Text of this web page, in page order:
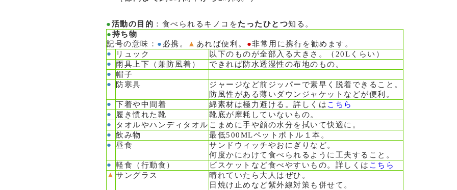
●活動の目的 ：食べられるキノコをたったひとつ知る。
●持ち物
記号の意味： ● 必携。 ▲ あれば便利。 ●非常用に携行を勧めます。
●
リュック
以下のものが全部入る大きさ。（20Lくらい）
●
雨具上下（兼防風着）
できれば防水透湿性の布地のもの。
●
帽子
●
防寒具
ジャージなど前ジッパーで素早く脱着できること。
防風性がある薄いダウンジャケットなどが便利。
●
下着や中間着 綿素材は極力避ける。詳しくは こちら
●
履き慣れた靴
靴底が摩耗していないもの。
●
タオルやハンディタオル こまめに手や顔の水分を拭いて快適に。
●
飲み物
最低500MLペットボトル１本。
●
昼食
サンドウィッチやおにぎりなど。
何度かにわけて食べられるように工夫すること。
●
軽食（行動食） ビスケットなど食べやすいもの。詳しくは こちら
▲ サングラス
晴れていたら大人はぜひ。
日焼け止めなど紫外線対策も併せて。